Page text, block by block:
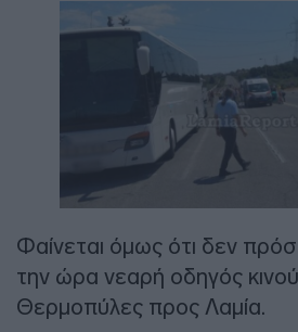
Φαίνεται όμως ότι δεν
την ώρα νεαρή οδηγός
Θερμοπύλες προς Λαμία.